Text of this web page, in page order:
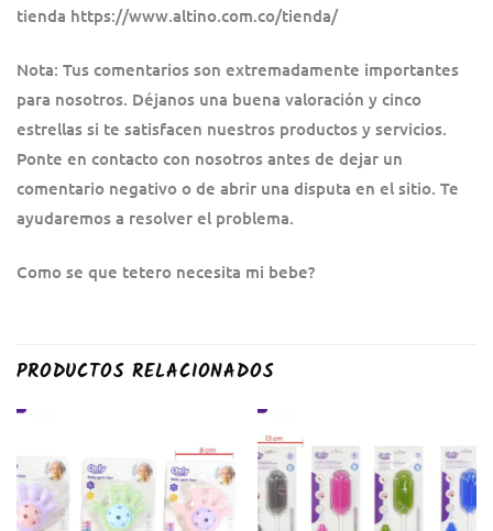
tienda https://www.altino.com.co/tienda/
Nota: Tus comentarios son extremadamente importantes
para nosotros. Déjanos una buena valoración y cinco
estrellas si te satisfacen nuestros productos y servicios.
Ponte en contacto con nosotros antes de dejar un
comentario negativo o de abrir una disputa en el sitio. Te
ayudaremos a resolver el problema.
Como se que tetero necesita mi bebe?
PRODUCTOS RELACIONADOS